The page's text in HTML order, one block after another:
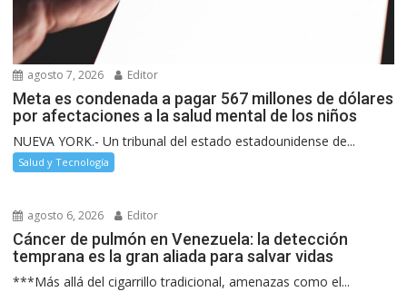
agosto 7, 2026 Editor
Meta es condenada a pagar 567 millones de dólares
por afectaciones a la salud mental de los niños
NUEVA YORK.- Un tribunal del estado estadounidense de...
Salud y Tecnología
agosto 6, 2026 Editor
Cáncer de pulmón en Venezuela: la detección
temprana es la gran aliada para salvar vidas
***Más allá del cigarrillo tradicional, amenazas como el...